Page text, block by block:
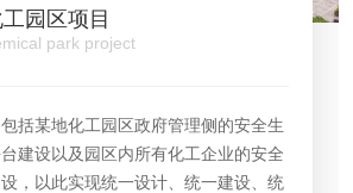
园区项目
park project
括某地化工园区政府管理侧的安全生
建设以及园区内所有化工企业的安全
，以此实现统一设计、统一建设、统